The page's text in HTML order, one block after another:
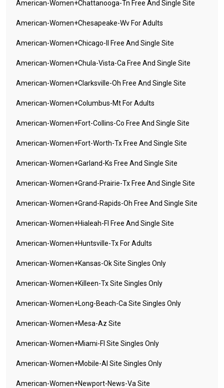
American-Women+chattanooga-Tn Free And Single Site
American-Women+chesapeake-Wv For Adults
American-Women+chicago-Il Free And Single Site
American-Women+chula-Vista-Ca Free And Single Site
American-Women+clarksville-Oh Free And Single Site
American-Women+columbus-Mt For Adults
American-Women+fort-Collins-Co Free And Single Site
American-Women+fort-Worth-Tx Free And Single Site
American-Women+garland-Ks Free And Single Site
American-Women+grand-Prairie-Tx Free And Single Site
American-Women+grand-Rapids-Oh Free And Single Site
American-Women+hialeah-Fl Free And Single Site
American-Women+huntsville-Tx For Adults
American-Women+kansas-Ok Site Singles Only
American-Women+killeen-Tx Site Singles Only
American-Women+long-Beach-Ca Site Singles Only
American-Women+mesa-Az Site
American-Women+miami-Fl Site Singles Only
American-Women+mobile-Al Site Singles Only
American-Women+newport-News-Va Site